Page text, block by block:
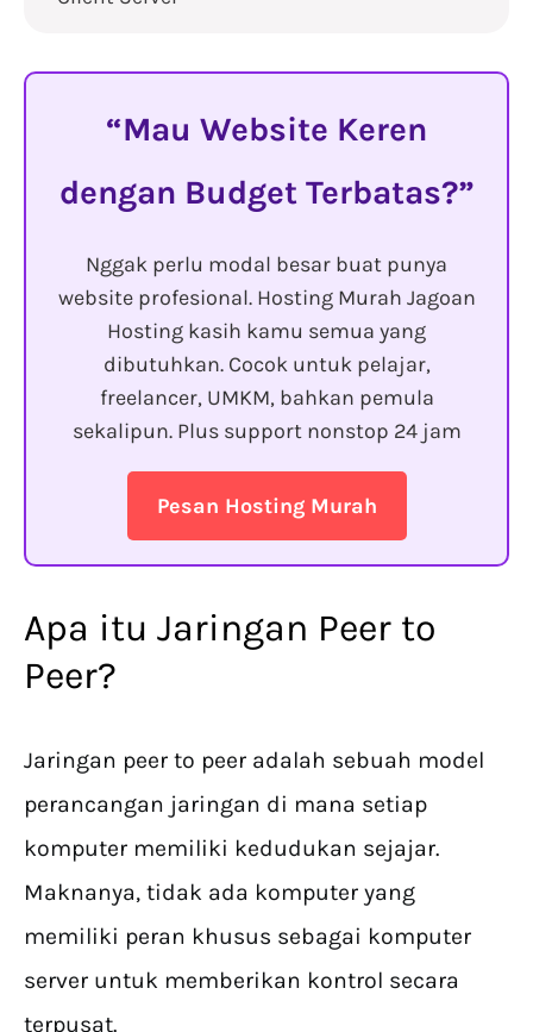
Mau Website Keren
dengan Budget Terbatas?
Nggak perlu modal besar buat punya
website profesional. Hosting Murah Jagoan
Hosting kasih kamu semua yang
dibutuhkan. Cocok untuk pelajar,
freelancer, UMKM, bahkan pemula
sekalipun. Plus support nonstop 24 jam
Pesan Hosting Murah
Apa itu Jaringan Peer to
Peer?
Jaringan peer to peer adalah sebuah model
perancangan jaringan di mana setiap
komputer memiliki kedudukan sejajar.
Maknanya, tidak ada komputer yang
memiliki peran khusus sebagai komputer
server untuk memberikan kontrol secara
terpusat.